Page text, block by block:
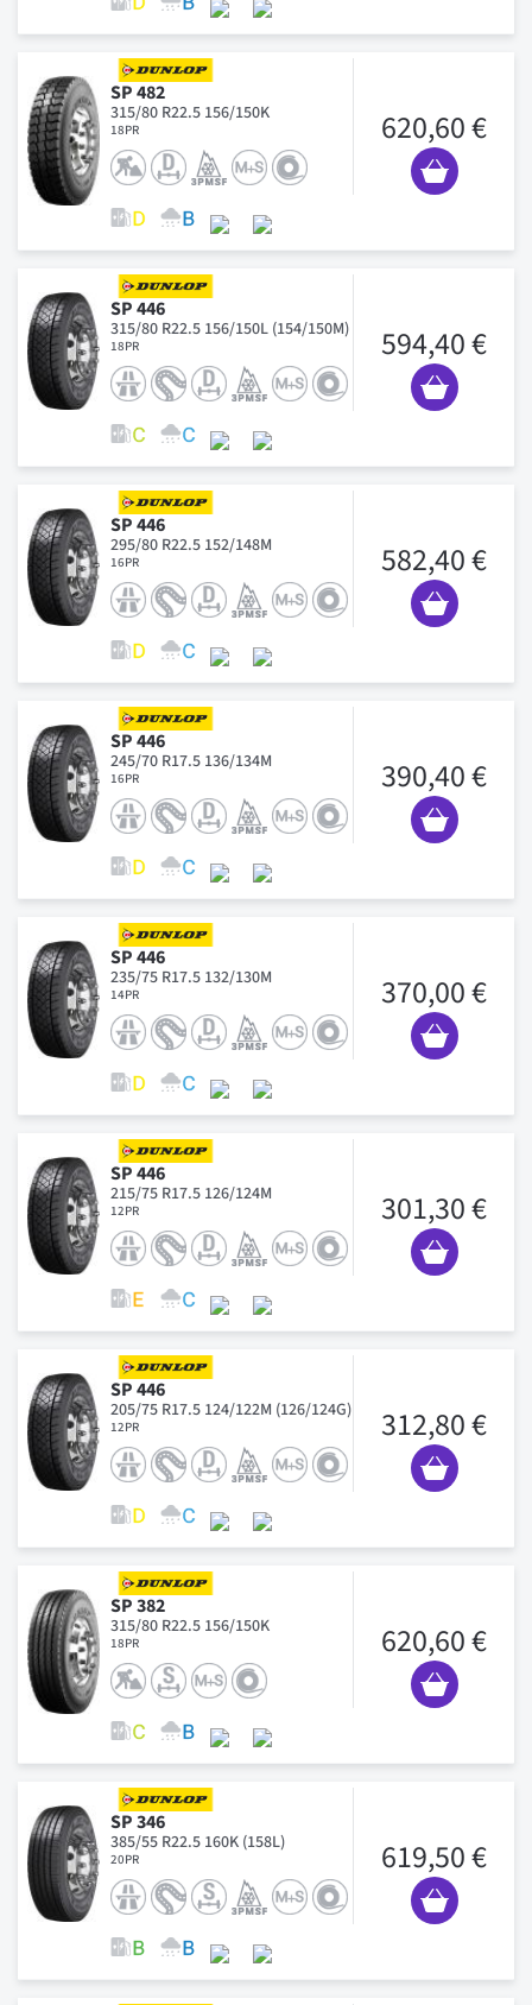
SP 482
315/80 R22.5 156/150K
18PR 620,60 €
SP 446
315/80 R22.5 156/150L (154/150M)
18PR 594,40 €
SP 446
295/80 R22.5 152/148M
16PR 582,40 €
SP 446
245/70 R17.5 136/134M
16PR 390,40 €
SP 446
235/75 R17.5 132/130M
14PR 370,00 €
SP 446
215/75 R17.5 126/124M
12PR 301,30 €
SP 446
205/75 R17.5 124/122M (126/124G)
12PR 312,80 €
SP 382
315/80 R22.5 156/150K
18PR 620,60 €
SP 346
385/55 R22.5 160K (158L)
20PR 619,50 €